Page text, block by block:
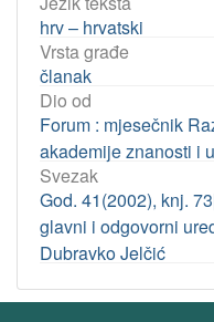
hrv – hrvatski
Vrsta građe
članak
Dio od
Forum : mjesečnik
akademije znanosti i
Svezak
God. 41(2002), knj.
glavni i odgovorni
Dubravko Jelčić